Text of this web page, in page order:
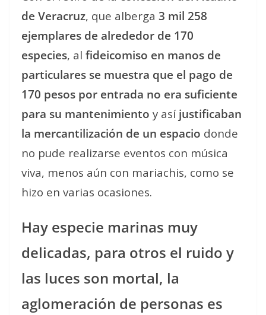
de Veracruz, que alberga 3 mil 258
ejemplares de alrededor de 170
especies, al fideicomiso en manos de
particulares se muestra que el pago de
170 pesos por entrada no era suficiente
para su mantenimiento y así justificaban
la mercantilización de un espacio donde
no pude realizarse eventos con música
viva, menos aún con mariachis, como se
hizo en varias ocasiones.
Hay especie marinas muy
delicadas, para otros el ruido y
las luces son mortal, la
aglomeración de personas es